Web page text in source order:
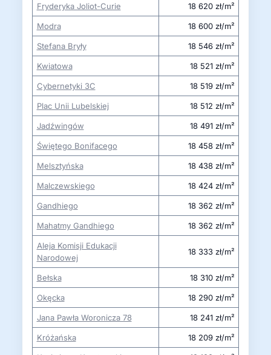
Fryderyka Joliot-Curie 18 620 zł/m²
Modra 18 600 zł/m²
Stefana Bryły 18 546 zł/m²
Kwiatowa 18 521 zł/m²
Cybernetyki 3C 18 519 zł/m²
Plac Unii Lubelskiej 18 512 zł/m²
Jadźwingów 18 491 zł/m²
Świętego Bonifacego 18 458 zł/m²
Melsztyńska 18 438 zł/m²
Malczewskiego 18 424 zł/m²
Gandhiego 18 362 zł/m²
Mahatmy Gandhiego 18 362 zł/m²
Aleja Komisji Edukacji
Narodowej
18 333 zł/m²
Bełska 18 310 zł/m²
Okęcka 18 290 zł/m²
Jana Pawła Woronicza 78 18 241 zł/m²
Króżańska 18 209 zł/m²